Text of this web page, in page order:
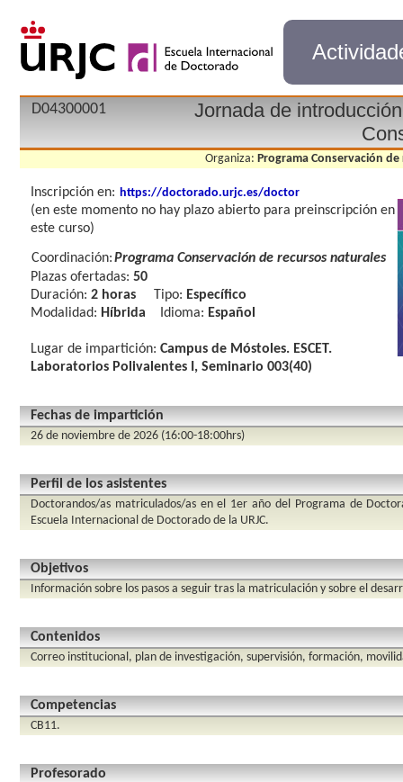
D04300001
Jornada de
Organiza: Programa Conservación
Inscripción en: https://doctorado.urjc.es/doctor
(en este momento no hay plazo abierto para preinscripción en
este curso)
Coordinación:Programa Conservación de recursos naturales
Plazas ofertadas: 50
Duración: 2 horas Tipo: Específico
Modalidad: Híbrida Idioma: Español
Lugar de impartición: Campus de Móstoles. ESCET.
Laboratorios Polivalentes I, Seminario 003(40)
Fechas de impartición
26 de noviembre de 2026 (16:00-18:00hrs)
Perfil de los asistentes
Doctorandos/as matriculados/as en el 1er año del Programa de
Escuela Internacional de Doctorado de la URJC.
Objetivos
Información sobre los pasos a seguir tras la matriculación y sobre el
Contenidos
Correo institucional, plan de investigación, supervisión, formación,
Competencias
CB11.
Profesorado